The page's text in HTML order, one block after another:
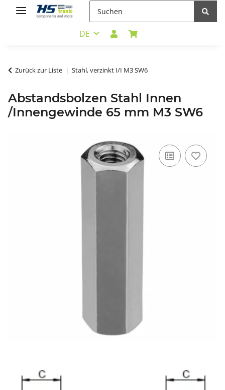
DE
Zurück zur Liste Stahl, verzinkt I/I M3 SW6
Abstandsbolzen Stahl Innen
/Innengewinde 65 mm M3 SW6